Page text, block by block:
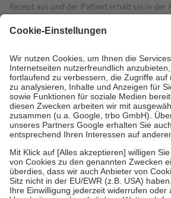
Rezept aus und der Patient erhält sie in der
Kosten dafür, der Versicherte trägt einen
Grundsätzlich leisten Mitglieder
Prozent des Abgabepreises,mindestens
höchstens zehn Euro.Es sind jedoch nie
Kosten der Leistung zu entrichten.
Diese Regeln gelten grundsätzlich auch für
Bei Heilmitteln und häuslicher
Zuzahlung zehn Prozent der Kosten sowie
Um das Engagement der Versicherten für
stärken und die besondere Stellung der
fallenkeine Zuzahlungen an bei:
• Kindern und Jugendlichen bis zum